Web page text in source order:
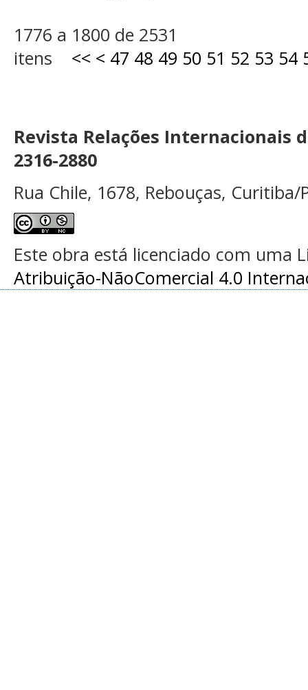
1776 a 1800 de 2531
itens << < 47 48 49 50 51 52 53 54
Revista Relações Internacionais
2316-2880
Rua Chile, 1678, Rebouças, Curitiba/
Este obra está licenciado com uma
Atribuição-NãoComercial 4.0